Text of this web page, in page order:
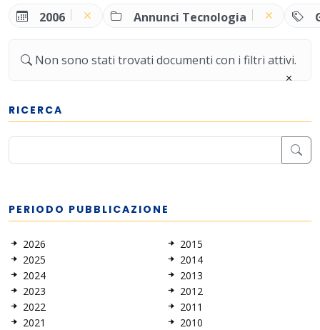
2006 Annunci Tecnologia
Non sono stati trovati documenti con i filtri attivi.
RICERCA
PERIODO PUBBLICAZIONE
2026
2025
2024
2023
2022
2021
2015
2014
2013
2012
2011
2010